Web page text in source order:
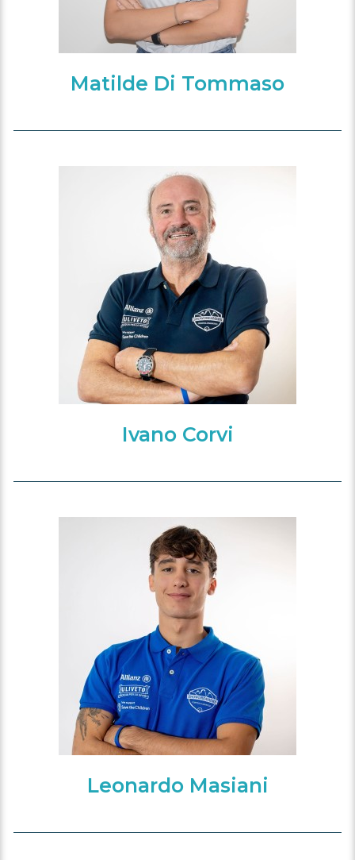
Matilde Di Tommaso
Ivano Corvi
Leonardo Masiani